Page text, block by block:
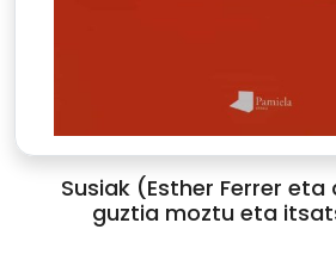
Susiak (Esther Ferrer
guztia moztu eta